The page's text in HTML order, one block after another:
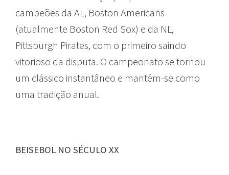
campeões da AL, Boston Americans
(atualmente Boston Red Sox) e da NL,
Pittsburgh Pirates, com o primeiro saindo
vitorioso da disputa. O campeonato se tornou
um clássico instantâneo e mantém-se como
uma tradição anual.
BEISEBOL NO SÉCULO XX